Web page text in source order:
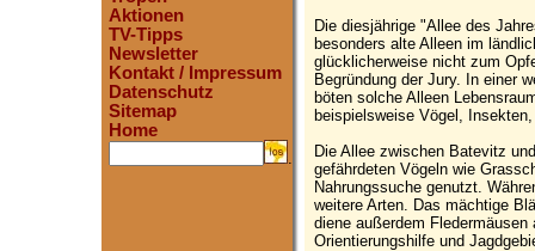
Aktionen
TV-Tipps
Newsletter
Kontakt / Impressum
Datenschutz
Sitemap
Home
.
Die diesjährige "Allee des
besonders alte Alleen im
glücklicherweise nicht zum
Begründung der Jury. In einer
böten solche Alleen
beispielsweise Vögel,
Die Allee zwischen Batevitz
gefährdeten Vögeln wie
Nahrungssuche genutzt.
weitere Arten. Das mächtige
diene außerdem
Orientierungshilfe und